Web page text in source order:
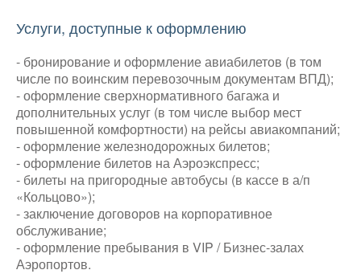
Услуги, доступные к оформлению
- бронирование и оформление авиабилетов (в том
числе по воинским перевозочным документам ВПД);
- оформление сверхнормативного багажа и
дополнительных услуг (в том числе выбор мест
повышенной комфортности) на рейсы авиакомпаний;
- оформление железнодорожных билетов;
- оформление билетов на Аэроэкспресс;
- билеты на пригородные автобусы (в кассе в а/п
«Кольцово»);
- заключение договоров на корпоративное
обслуживание;
- оформление пребывания в VIP / Бизнес-залах
Аэропортов.